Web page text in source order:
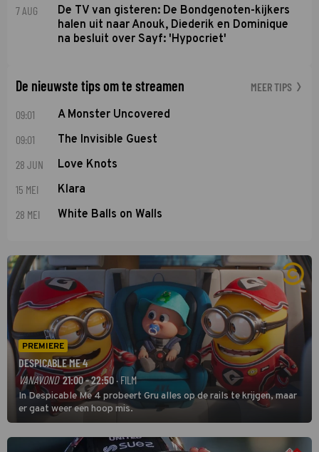
7 AUG
De TV van gisteren: De Bondgenoten-kijkers
halen uit naar Anouk, Diederik en Dominique
na besluit over Sayf: 'Hypocriet'
De nieuwste tips om te streamen MEER TIPS
09:01 A Monster Uncovered
09:01 The Invisible Guest
28 JUN Love Knots
15 MEI Klara
28 MEI White Balls on Walls
PREMIERE
DESPICABLE ME 4
VANAVOND 21:00 - 22:50 · FILM
In Despicable Me 4 probeert Gru alles op de rails te krijgen, maar
er gaat weer een hoop mis.